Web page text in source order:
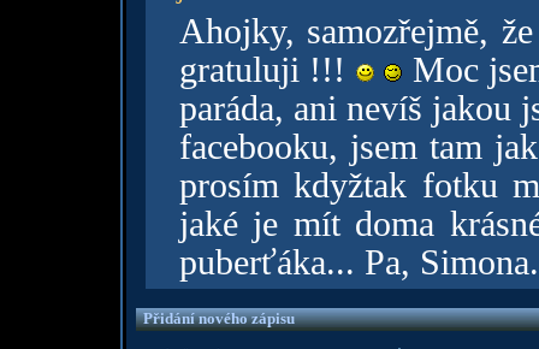
Ahojky, samozřejmě,
gratuluji !!!
Moc
paráda, ani nevíš jakou
facebooku, jsem tam
prosím kdyžtak fotku
jaké je mít doma
puberťáka... Pa, Simona.
Přidání nového zápisu